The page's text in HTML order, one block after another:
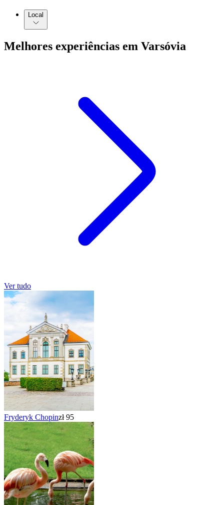
Local
Melhores experiências em Varsóvia
Ver tudo
Fryderyk Chopinzł 95